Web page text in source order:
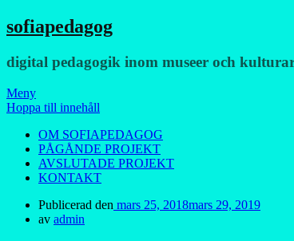
sofiapedagog
digital pedagogik inom museer och
Meny
Hoppa till innehåll
OM SOFIAPEDAGOG
PÅGÅNDE PROJEKT
AVSLUTADE PROJEKT
KONTAKT
Publicerad den mars 25, 2018mars 29, 2019
av admin